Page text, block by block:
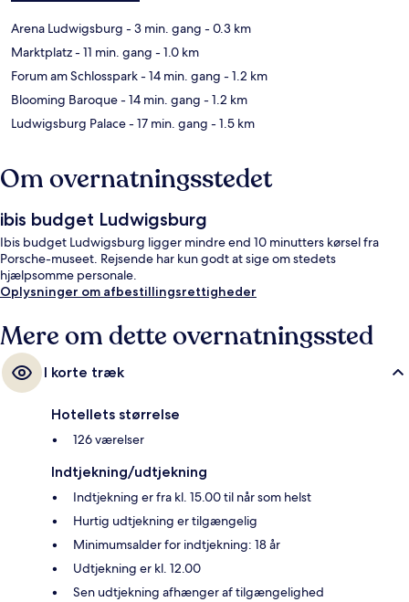
Arena Ludwigsburg - 3 min. gang - 0.3 km
Marktplatz- 11 min. gang - 1.0 km
Forum am Schlosspark- 14 min. gang - 1.2 km
Blooming Baroque- 14 min. gang - 1.2 km
Ludwigsburg Palace- 17 min. gang - 1.5 km
Om overnatningsstedet
ibis budget Ludwigsburg
Ibis budget Ludwigsburg ligger mindre end 10 minutters kørsel fra
Porsche-museet. Rejsende har kun godt at sige om stedets
hjælpsomme personale.
Oplysninger om afbestillingsrettigheder
Mere om dette overnatningssted
I korte træk
Hotellets størrelse
126 værelser
Indtjekning/udtjekning
Indtjekning er fra kl. 15.00 til når som helst
Hurtig udtjekning er tilgængelig
Minimumsalder for indtjekning: 18 år
Udtjekning er kl. 12.00
Sen udtjekning afhænger af tilgængelighed